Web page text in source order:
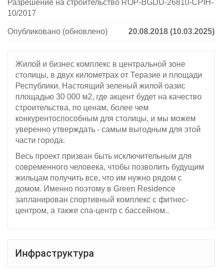
Разрешение на строительство ROP-BGDU-26810-CPIH-
10/2017
Опубликовано (обновлено) 20.08.2018 (10.03.2025)
Жилой и бизнес комплекс в центральной зоне
столицы, в двух километрах от Теразие и площади
Республики. Настоящий зеленый жилой оазис
площадью 30 000 м2, где акцент будет на качество
строительства, по ценам, более чем
конкурентоспособным для столицы, и мы можем
уверенно утверждать - самым выгодным для этой
части города.
Весь проект призван быть исключительным для
современного человека, чтобы позволить будущим
жильцам получить все, что им нужно рядом с
домом. Именно поэтому в Green Residence
запланирован спортивный комплекс с фитнес-
центром, а также спа-центр с бассейном..
Инфраструктура